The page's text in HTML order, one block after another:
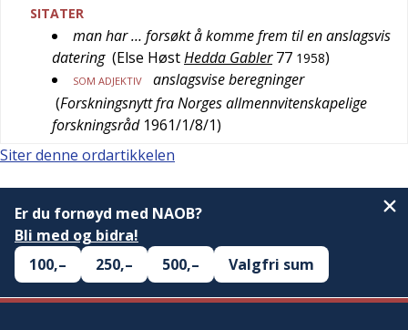
SITATER
man har … forsøkt å komme frem til en anslagsvis
datering (Else HøstHedda Gabler 77 1958)
SOM ADJEKTIV
anslagsvise beregninger
(Forskningsnytt fra Norges allmennvitenskapelige
forskningsråd 1961/1/8/1)
Siter denne ordartikkelen
Er du fornøyd med NAOB?
Bli med og bidra!
100,–
250,– 500,– Valgfri sum